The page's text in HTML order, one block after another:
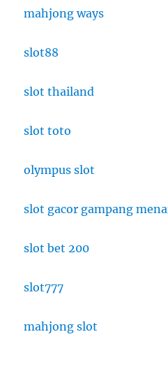
mahjong ways
slot88
slot thailand
slot toto
olympus slot
slot gacor gampang
slot bet 200
slot777
mahjong slot